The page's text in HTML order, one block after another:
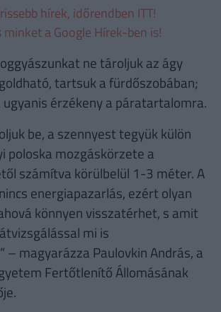
hírek, időrendben ITT!
minket a Google Hírek-ben is!
ne tároljuk az ágy
tartsuk a fürdőszobában;
ugyanis érzékeny a páratartalomra.
be, a szennyest tegyük külön
poloska mozgáskörzete a
számítva körülbelül 1-3 méter. A
energiapazarlás, ezért olyan
könnyen visszatérhet, s amit
mi is
– magyarázza Paulovkin András, a
Fertőtlenítő Állomásának